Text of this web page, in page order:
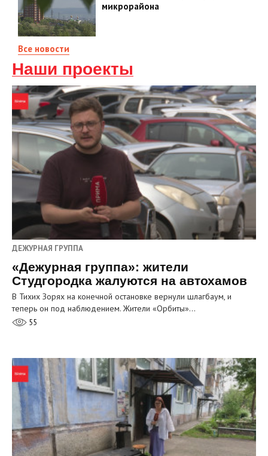
микрорайона
Все новости
Наши проекты
ДЕЖУРНАЯ ГРУППА
«Дежурная группа»: жители
Студгородка жалуются на автохамов
В Тихих Зорях на конечной остановке вернули шлагбаум, и
теперь он под наблюдением. Жители «Орбиты»…
55